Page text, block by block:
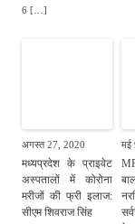
6 […]
अगस्त 27, 2020
मध्यप्रदेश के प्राइवेट
अस्पतालों में कोरोना
मरीजों की फ्री इलाज:
सीएम शिवराज सिंह
मई